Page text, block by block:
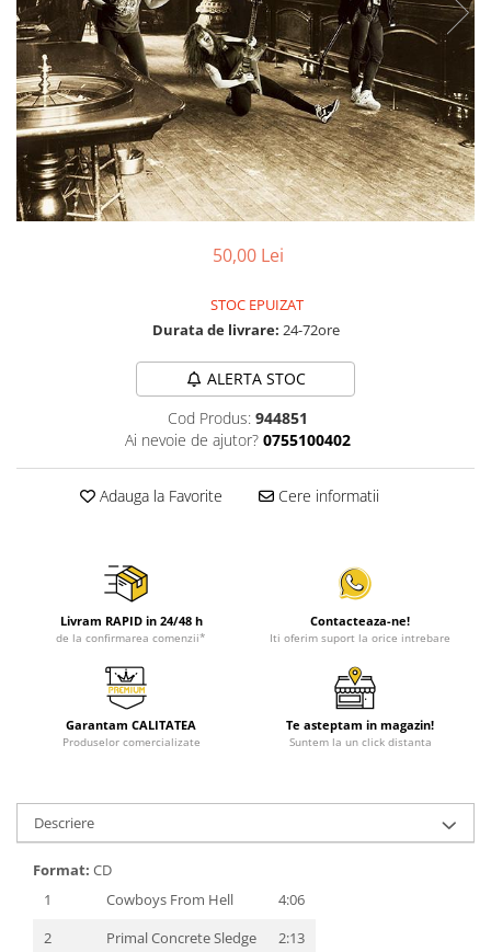
Viniluri Românești
Colecția Electrecord
50,00 Lei
STOC EPUIZAT
Durata de livrare: 24-72ore
ALERTA STOC
Cod Produs: 944851
Ai nevoie de ajutor? 0755100402
Adauga la Favorite Cere informatii
Livram RAPID in 24/48 h
de la confirmarea comenzii*
Contacteaza-ne!
Iti oferim suport la orice intrebare
Garantam CALITATEA
Produselor comercializate
Te asteptam in magazin!
Suntem la un click distanta
Descriere
Format: CD
1
Cowboys From Hell
4:06
2
Primal Concrete Sledge
2:13